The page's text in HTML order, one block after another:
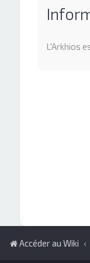
L'Arkhios
Accéder au Wiki